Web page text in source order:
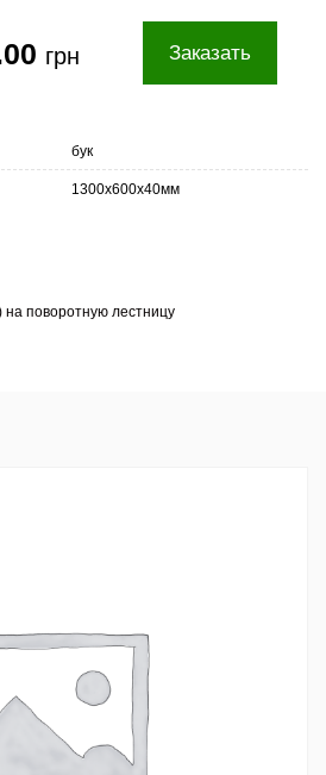
грн Заказать
бук
1300х600х40мм
поворотную лестницу